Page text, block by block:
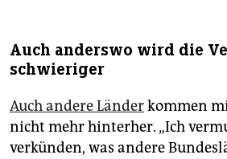
Auch anderswo wird die
schwieriger
Auch andere Länderkommen
nicht mehr hinterher. „Ich
verkünden, was andere